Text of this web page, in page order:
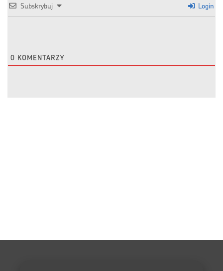
Subskrybuj Login
0 KOMENTARZY